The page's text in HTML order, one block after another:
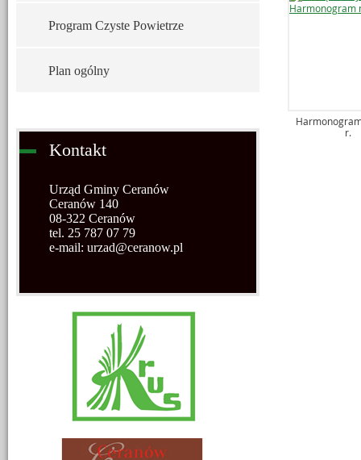
Program Czyste Powietrze
Plan ogólny
Kontakt
Urząd Gminy Ceranów
Ceranów 140
08-322 Ceranów
tel. 25 787 07 79
e-mail: urzad@ceranow.pl
r.